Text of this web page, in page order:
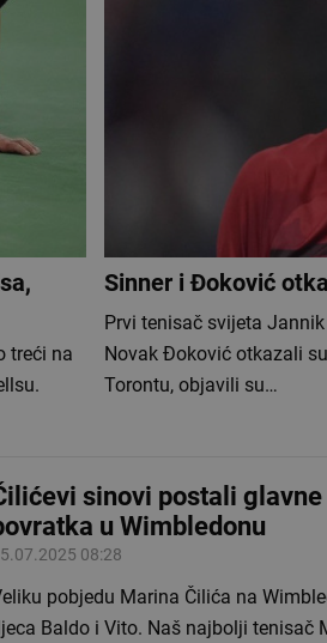
treći na
Sinner i Đoković
Prvi tenisač svijeta
Novak Đoković otkazali
Torontu, objavili su…
sinovi postali
u Wimbledonu
08:28
pobjedu Marina Čilića na
Baldo i Vito. Naš najbolji tenisač